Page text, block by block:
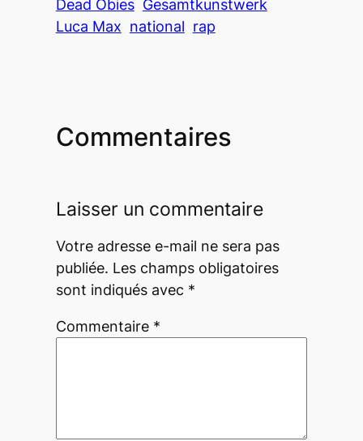
Dead Obies Gesamtkunstwerk
Luca Max national rap
Commentaires
Laisser un commentaire
Votre adresse e-mail ne sera pas
publiée. Les champs obligatoires
sont indiqués avec *
Commentaire *